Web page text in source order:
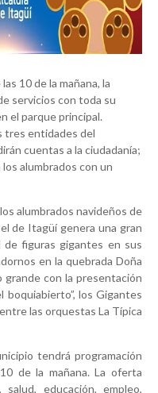
10 de la mañana, la
servicios con toda su
el parque principal.
tres entidades del
cuentas a la ciudadanía;
alumbrados con un
alumbrados navideños de
de Itagüí genera una gran
figuras gigantes en sus
en la quebrada Doña
grande con la presentación
boquiabierto”, los Gigantes
las orquestas La Típica
tendrá programación
de la mañana. La oferta
educación, empleo,